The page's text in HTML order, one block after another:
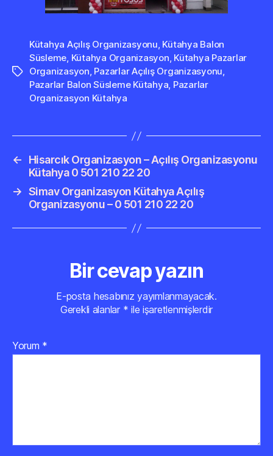
Etiketler
Kütahya Açılış Organizasyonu, Kütahya Balon
Süsleme, Kütahya Organizasyon, Kütahya Pazarlar
Organizasyon, Pazarlar Açılış Organizasyonu,
Pazarlar Balon Süsleme Kütahya, Pazarlar
Organizasyon Kütahya
←
Hisarcık Organizasyon – Açılış Organizasyonu
Kütahya 0 501 210 22 20
→ Simav Organizasyon Kütahya Açılış
Organizasyonu – 0 501 210 22 20
Bir cevap yazın
E-posta hesabınız yayımlanmayacak.
Gerekli alanlar * ile işaretlenmişlerdir
Yorum *